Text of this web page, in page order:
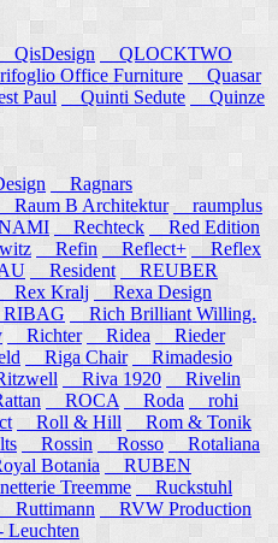
QisDesign
QLOCKTWO
Office Furniture
Quasar
Paul Quinti Sedute
Quinze
Ragnars
Raum B Architektur raumplus
Rechteck
Red Edition
Refin Reflect+
Reflex
Resident
REUBER
Rex Kralj
Rexa Design
Rich Brilliant Willing.
Richter Ridea
Rieder
Riga Chair
Rimadesio
Riva 1920
Rivelin
ROCA Roda
rohi
Roll & Hill
Rom & Tonik
Rossin Rosso
Rotaliana
Botania
RUBEN
Treemme
Ruckstuhl
Ruttimann
RVW Production